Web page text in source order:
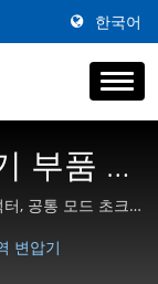
한국어
부품 |
제조
, 공통 모드 초크
변압기